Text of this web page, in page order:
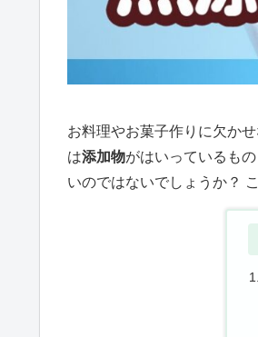
お料理やお菓子作りに欠か
は添加物がはいっているも
いのではないでしょうか？